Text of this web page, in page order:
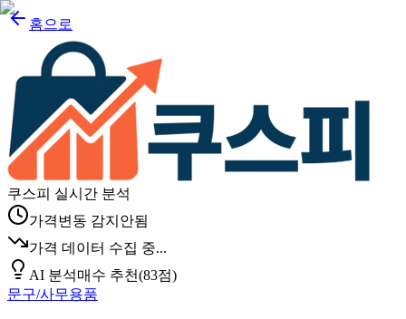
홈으로
쿠스피 실시간 분석
가격변동 감지안됨
가격 데이터 수집 중...
AI 분석매수 추천(83점)
문구/사무용품